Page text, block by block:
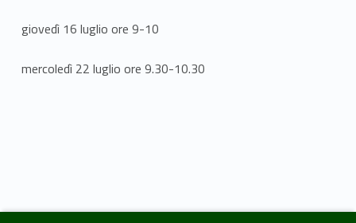
giovedì 16 luglio ore 9-10
mercoledì 22 luglio ore 9.30-10.30